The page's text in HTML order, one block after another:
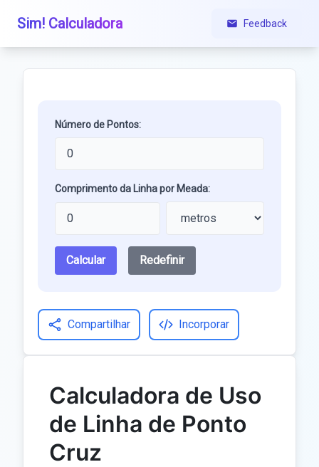
Sim! Calculadora Feedback
Número de Pontos:
Comprimento da Linha por Meada:
Calcular Redefinir
Compartilhar Incorporar
Calculadora de Uso
de Linha de Ponto
Cruz